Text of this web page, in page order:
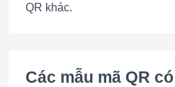
QR khác.
Các mẫu mã QR